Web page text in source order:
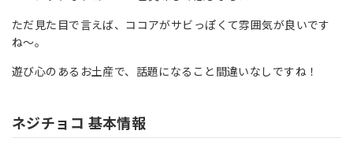
ただ見た目で言えば、ココアがサビっぽくて雰囲気が良いです
ね～。
遊び心のあるお土産で、話題になること間違いなしですね！
ネジチョコ 基本情報